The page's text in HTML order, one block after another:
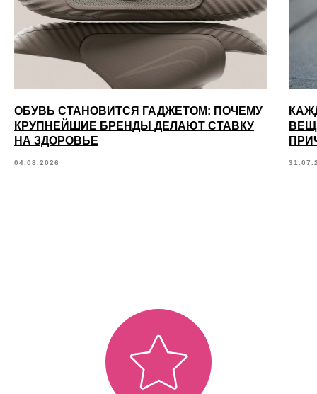
ОБУВЬ СТАНОВИТСЯ ГАДЖЕТОМ: ПОЧЕМУ
КРУПНЕЙШИЕ БРЕНДЫ ДЕЛАЮТ СТАВКУ
НА ЗДОРОВЬЕ
04.08.2026